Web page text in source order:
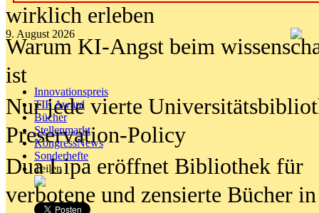
9. August 2026
Innovationspreis
TIP Award
Bücher
Stellenmarkt
KongressNews
Sonderhefte
Teilen
wirklich erleben
Warum KI-Angst beim
ist
Nur jede vierte
Preservation-Policy
Dua Lipa eröffnet Bibliothek für
verbotene und zensierte Bücher